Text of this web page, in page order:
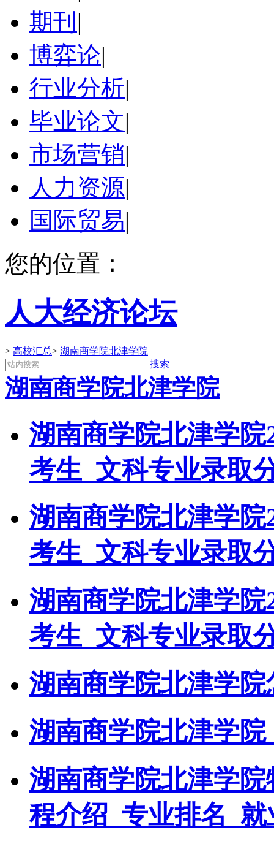
期刊 |
博弈论|
行业分析|
毕业论文|
市场营销|
人力资源|
国际贸易|
您的位置：
人大经济论坛
> 高校汇总> 湖南商学院北津学院
搜索
湖南商学院北津学院
湖南商学院北津学
考生_文科专业录取
湖南商学院北津学
考生_文科专业录取
湖南商学院北津学
考生_文科专业录取
湖南商学院北津学
湖南商学院北津学
湖南商学院北津学
程介绍_专业排名_